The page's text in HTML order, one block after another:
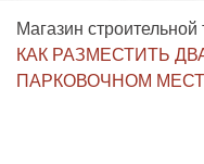
Магазин
КАК РАЗМЕСТИТЬ
ПАРКОВОЧНОМ